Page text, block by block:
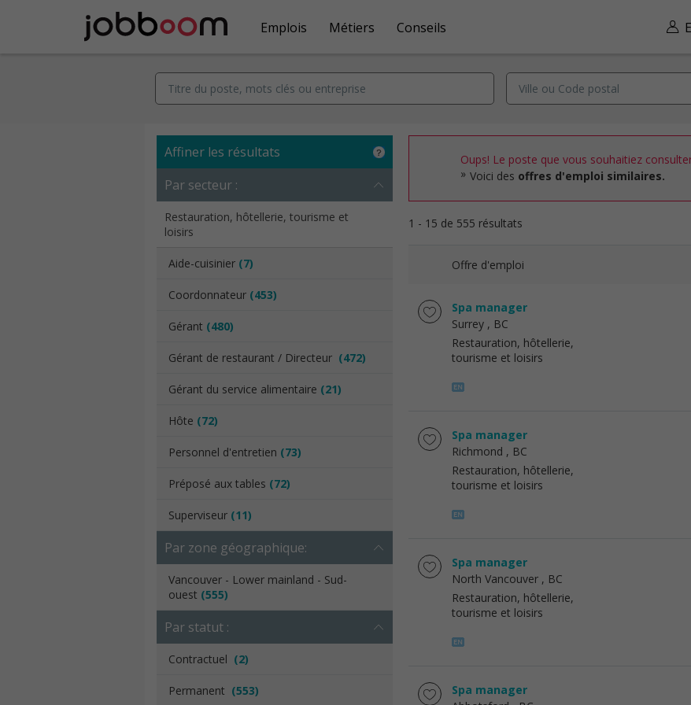
Emplois Métiers Conseils
Affiner les résultats
Par secteur :
Restauration, hôtellerie, tourisme et
loisirs
Aide-cuisinier (7)
Coordonnateur (453)
Gérant (480)
Gérant de restaurant / Directeur (472)
Gérant du service alimentaire (21)
Hôte (72)
Personnel d'entretien (73)
Préposé aux tables (72)
Superviseur (11)
Par zone géographique:
Vancouver - Lower mainland - Sud-
ouest (555)
Par statut :
Contractuel (2)
Permanent (553)
Oups! Le poste que vous souhaitiez
Voici des offres d'emploi similaires.
1 - 15 de 555 résultats
Offre d'emploi
Spa manager
Surrey , BC
Restauration, hôtellerie,
tourisme et loisirs
Spa manager
Richmond , BC
Restauration, hôtellerie,
tourisme et loisirs
Spa manager
North Vancouver , BC
Restauration, hôtellerie,
tourisme et loisirs
Spa manager